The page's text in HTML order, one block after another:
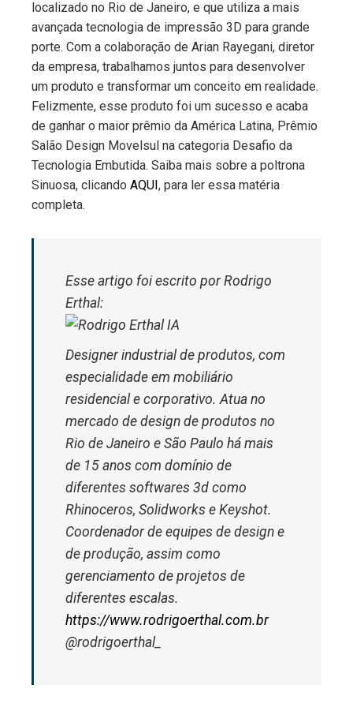
localizado no Rio de Janeiro, e que utiliza a mais
avançada tecnologia de impressão 3D para grande
porte. Com a colaboração de Arian Rayegani, diretor
da empresa, trabalhamos juntos para desenvolver
um produto e transformar um conceito em realidade.
Felizmente, esse produto foi um sucesso e acaba
de ganhar o maior prêmio da América Latina, Prêmio
Salão Design Movelsul na categoria Desafio da
Tecnologia Embutida. Saiba mais sobre a poltrona
Sinuosa, clicando AQUI, para ler essa matéria
completa.
Esse artigo foi escrito por Rodrigo
Erthal:
Designer industrial de produtos, com
especialidade em mobiliário
residencial e corporativo. Atua no
mercado de design de produtos no
Rio de Janeiro e São Paulo há mais
de 15 anos com domínio de
diferentes softwares 3d como
Rhinoceros, Solidworks e Keyshot.
Coordenador de equipes de design e
de produção, assim como
gerenciamento de projetos de
diferentes escalas.
https://www.rodrigoerthal.com.br
@rodrigoerthal_